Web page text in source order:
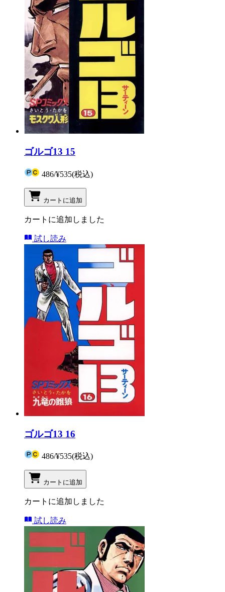
ゴルゴ13 15
486/¥535(税込)
カートに追加
カートに追加しました
試し読み
ゴルゴ13 16
486/¥535(税込)
カートに追加
カートに追加しました
試し読み